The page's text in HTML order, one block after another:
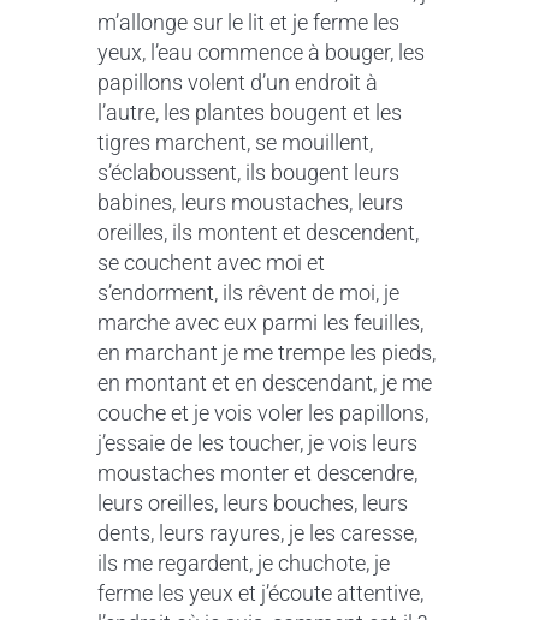
m’allonge sur le lit et je ferme les
yeux, l’eau commence à bouger, les
papillons volent d’un endroit à
l’autre, les plantes bougent et les
tigres marchent, se mouillent,
s’éclaboussent, ils bougent leurs
babines, leurs moustaches, leurs
oreilles, ils montent et descendent,
se couchent avec moi et
s’endorment, ils rêvent de moi, je
marche avec eux parmi les feuilles,
en marchant je me trempe les pieds,
en montant et en descendant, je me
couche et je vois voler les papillons,
j’essaie de les toucher, je vois leurs
moustaches monter et descendre,
leurs oreilles, leurs bouches, leurs
dents, leurs rayures, je les caresse,
ils me regardent, je chuchote, je
ferme les yeux et j’écoute attentive,